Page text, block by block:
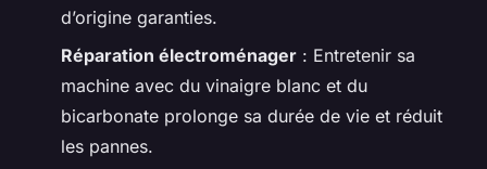
d’origine garanties.
Réparation électroménager : Entretenir sa
machine avec du vinaigre blanc et du
bicarbonate prolonge sa durée de vie et réduit
les pannes.